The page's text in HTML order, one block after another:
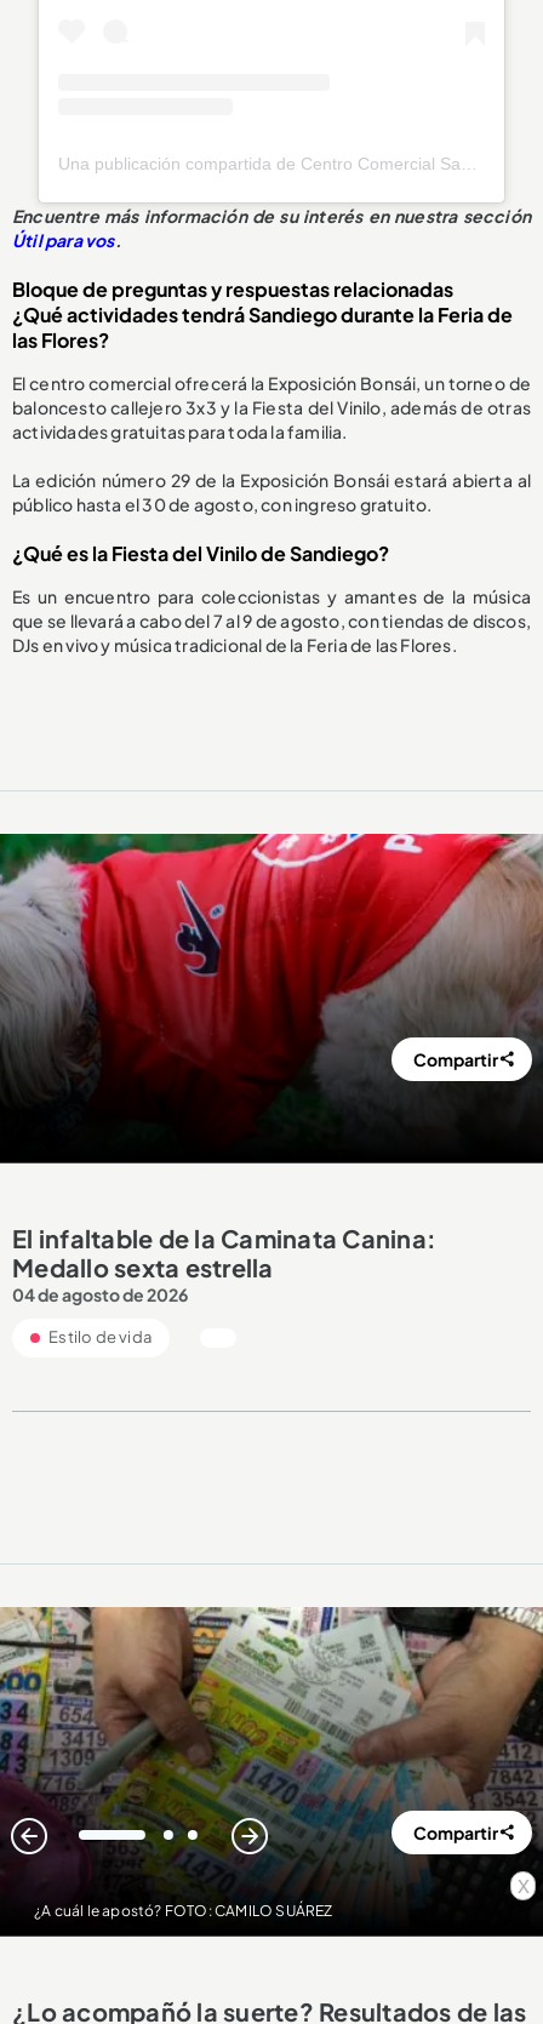
x
Encuentre más información de su interés en nuestra sección
Útil para vos.
Bloque de preguntas y respuestas relacionadas
¿Qué actividades tendrá Sandiego durante la Feria de
las Flores?
El centro comercial ofrecerá la Exposición Bonsái, un torneo de
baloncesto callejero 3x3 y la Fiesta del Vinilo, además de otras
actividades gratuitas para toda la familia.
La edición número 29 de la Exposición Bonsái estará abierta al
público hasta el 30 de agosto, con ingreso gratuito.
¿Qué es la Fiesta del Vinilo de Sandiego?
Es un encuentro para coleccionistas y amantes de la música
que se llevará a cabo del 7 al 9 de agosto, con tiendas de discos,
DJs en vivo y música tradicional de la Feria de las Flores.
Compartir
El infaltable de la Caminata Canina:
Medallo sexta estrella
04 de agosto de 2026
Estilo de vida
¿A cuál le apostó? FOTO: CAMILO SUÁREZ
1 2 3 Compartir
¿Lo acompañó la suerte? Resultados de las